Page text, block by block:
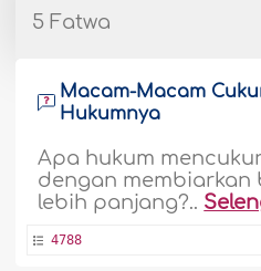
5 Fatwa
Macam-Macam
Hukumnya
Apa hukum
dengan membiarkan
lebih panjang?..
4788